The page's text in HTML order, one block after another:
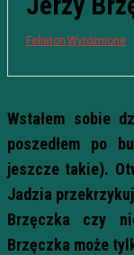
Felieton Wyróżnione
Wstałem sobie
poszedłem po
jeszcze takie).
Jadzia
Brzęczka czy
Brzęczka może